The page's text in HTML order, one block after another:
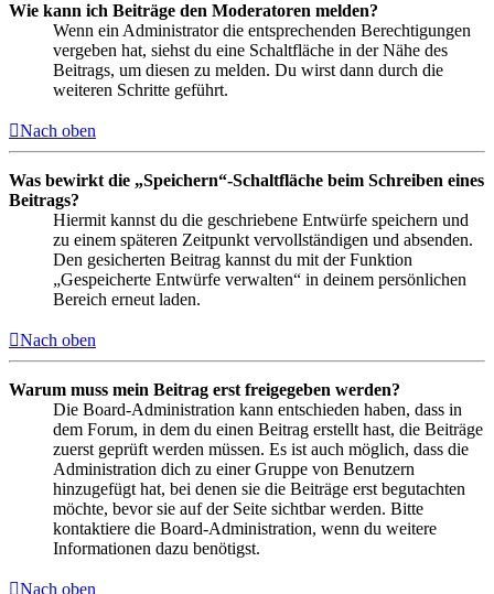
Wie kann ich Beiträge den Moderatoren melden?
Wenn ein Administrator die entsprechenden Berechtigungen
vergeben hat, siehst du eine Schaltfläche in der Nähe des
Beitrags, um diesen zu melden. Du wirst dann durch die
weiteren Schritte geführt.
Nach oben
Was bewirkt die „Speichern“-Schaltfläche beim Schreiben eines
Beitrags?
Hiermit kannst du die geschriebene Entwürfe speichern und
zu einem späteren Zeitpunkt vervollständigen und absenden.
Den gesicherten Beitrag kannst du mit der Funktion
„Gespeicherte Entwürfe verwalten“ in deinem persönlichen
Bereich erneut laden.
Nach oben
Warum muss mein Beitrag erst freigegeben werden?
Die Board-Administration kann entschieden haben, dass in
dem Forum, in dem du einen Beitrag erstellt hast, die Beiträge
zuerst geprüft werden müssen. Es ist auch möglich, dass die
Administration dich zu einer Gruppe von Benutzern
hinzugefügt hat, bei denen sie die Beiträge erst begutachten
möchte, bevor sie auf der Seite sichtbar werden. Bitte
kontaktiere die Board-Administration, wenn du weitere
Informationen dazu benötigst.
Nach oben